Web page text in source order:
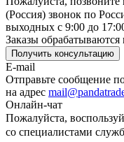
(Россия) звонок по
выходных с 9:00 до
Заказы обрабатываются
Получить консультацию
E-mail
Отправьте сообщение
на адрес
Онлайн-чат
Пожалуйста,
со специалистами